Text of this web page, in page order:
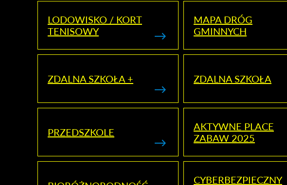
LODOWISKO / KORT
TENISOWY
MAPA DRÓG
GMINNYCH
ZDALNA SZKOŁA + ZDALNA SZKOŁA
PRZEDSZKOLE
AKTYWNE PLACE
ZABAW 2025
CYBERBEZPIECZNY